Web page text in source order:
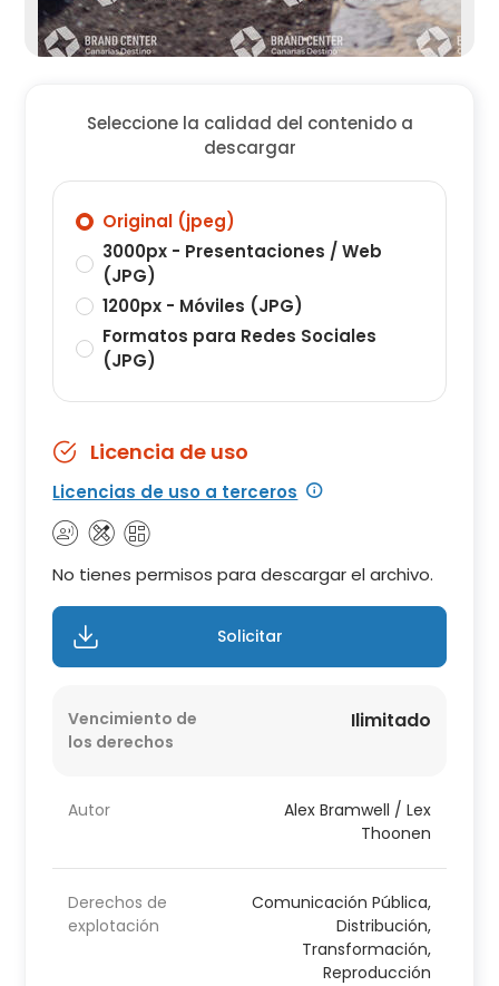
Seleccione la calidad del contenido a
descargar
Original (jpeg)
3000px - Presentaciones / Web
(JPG)
1200px - Móviles (JPG)
Formatos para Redes Sociales
(JPG)
Licencia de uso
Licencias de uso a terceros
No tienes permisos para descargar el archivo.
Solicitar
Vencimiento de
los derechos
Ilimitado
Autor
Alex Bramwell / Lex
Thoonen
Derechos de
explotación
Comunicación Pública,
Distribución,
Transformación,
Reproducción